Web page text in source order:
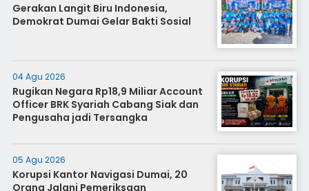
Gerakan Langit Biru Indonesia,
Demokrat Dumai Gelar Bakti Sosial
04 Agu 2026
Rugikan Negara Rp18,9 Miliar Account
Officer BRK Syariah Cabang Siak dan
Pengusaha jadi Tersangka
05 Agu 2026
Korupsi Kantor Navigasi Dumai, 20
Orang Jalani Pemeriksaan